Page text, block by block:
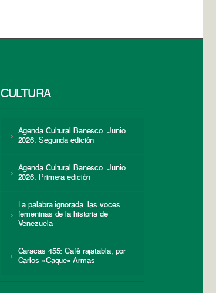
CULTURA
Agenda Cultural Banesco. Junio
2026. Segunda edición
Agenda Cultural Banesco. Junio
2026. Primera edición
La palabra ignorada: las voces
femeninas de la historia de
Venezuela
Caracas 455: Café rajatabla, por
Carlos «Caque» Armas